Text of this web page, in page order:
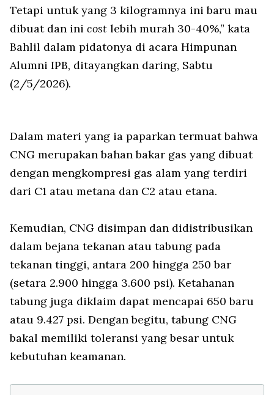
Tetapi untuk yang 3 kilogramnya ini baru mau
dibuat dan ini cost lebih murah 30-40%,” kata
Bahlil dalam pidatonya di acara Himpunan
Alumni IPB, ditayangkan daring, Sabtu
(2/5/2026).
Dalam materi yang ia paparkan termuat bahwa
CNG merupakan bahan bakar gas yang dibuat
dengan mengkompresi gas alam yang terdiri
dari C1 atau metana dan C2 atau etana.
Kemudian, CNG disimpan dan didistribusikan
dalam bejana tekanan atau tabung pada
tekanan tinggi, antara 200 hingga 250 bar
(setara 2.900 hingga 3.600 psi). Ketahanan
tabung juga diklaim dapat mencapai 650 baru
atau 9.427 psi. Dengan begitu, tabung CNG
bakal memiliki toleransi yang besar untuk
kebutuhan keamanan.